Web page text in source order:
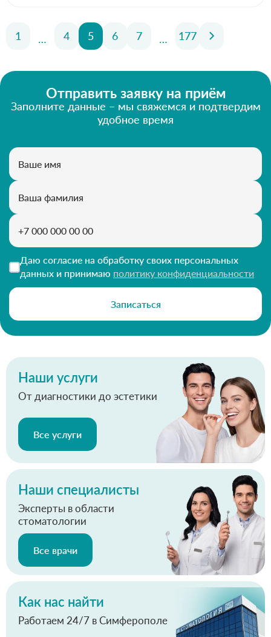
1 … 4 5 6 7 … 177
Отправить заявку на приём
Заполните данные – мы свяжемся и подтвердим
удобное время
Даю согласие на обработку своих персональных
данных и принимаю политику конфиденциальности
Записаться
Наши услуги
От диагностики до эстетики
Все услуги
Наши специалисты
Эксперты в области
стоматологии
Все врачи
Как нас найти
Работаем 24/7 в Симферополе